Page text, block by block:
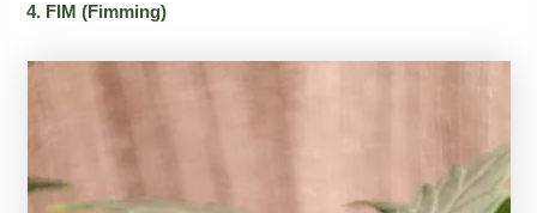
4. FIM (Fimming)